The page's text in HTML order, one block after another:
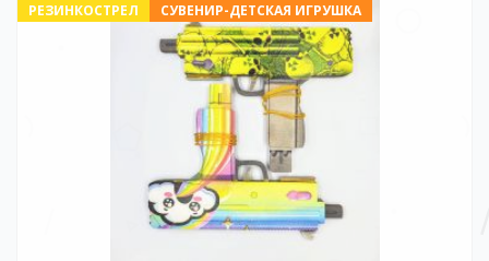
СУВЕНИР-ДЕТСКАЯ ИГРУШКА
РЕЗИНКОСТРЕЛ